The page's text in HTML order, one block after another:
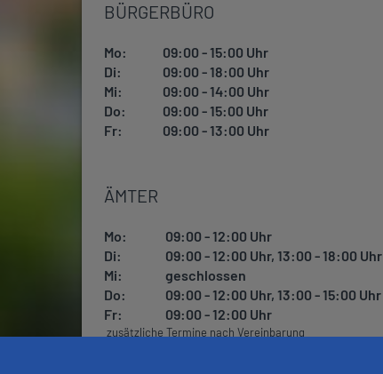
BÜRGERBÜRO
Mo:
09:00 - 15:00 Uhr
Di:
09:00 - 18:00 Uhr
Mi:
09:00 - 14:00 Uhr
Do:
09:00 - 15:00 Uhr
Fr:
09:00 - 13:00 Uhr
ÄMTER
Mo:
09:00 - 12:00 Uhr
Di:
09:00 - 12:00 Uhr, 13:00 - 18:00 Uhr
Mi:
geschlossen
Do:
09:00 - 12:00 Uhr, 13:00 - 15:00 Uhr
Fr:
09:00 - 12:00 Uhr
zusätzliche Termine nach Vereinbarung